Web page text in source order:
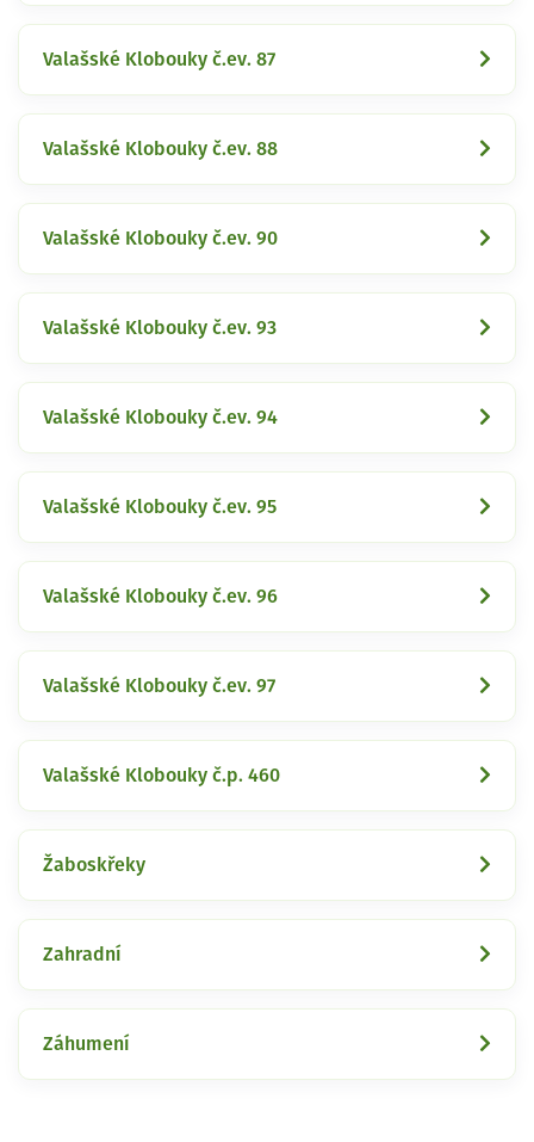
Valašské Klobouky č.ev. 87
Valašské Klobouky č.ev. 88
Valašské Klobouky č.ev. 90
Valašské Klobouky č.ev. 93
Valašské Klobouky č.ev. 94
Valašské Klobouky č.ev. 95
Valašské Klobouky č.ev. 96
Valašské Klobouky č.ev. 97
Valašské Klobouky č.p. 460
Žaboskřeky
Zahradní
Záhumení